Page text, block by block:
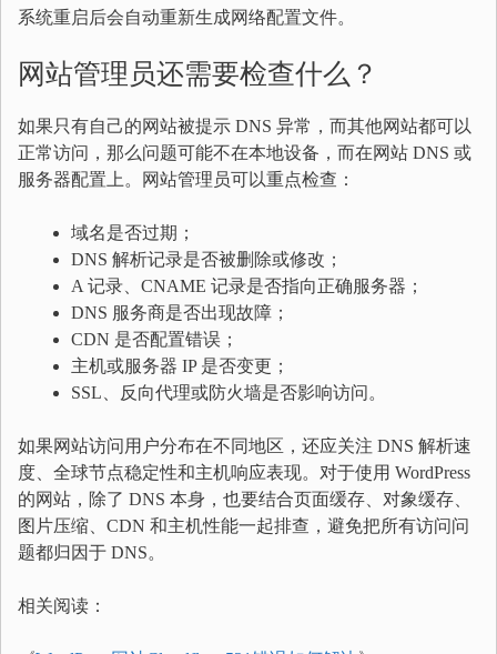
系统重启后会自动重新生成网络配置文件。
网站管理员还需要检查什么？
如果只有自己的网站被提示 DNS 异常，而其他网站都可以
正常访问，那么问题可能不在本地设备，而在网站 DNS 或
服务器配置上。网站管理员可以重点检查：
域名是否过期；
DNS 解析记录是否被删除或修改；
A 记录、CNAME 记录是否指向正确服务器；
DNS 服务商是否出现故障；
CDN 是否配置错误；
主机或服务器 IP 是否变更；
SSL、反向代理或防火墙是否影响访问。
如果网站访问用户分布在不同地区，还应关注 DNS 解析速
度、全球节点稳定性和主机响应表现。对于使用 WordPress
的网站，除了 DNS 本身，也要结合页面缓存、对象缓存、
图片压缩、CDN 和主机性能一起排查，避免把所有访问问
题都归因于 DNS。
相关阅读：